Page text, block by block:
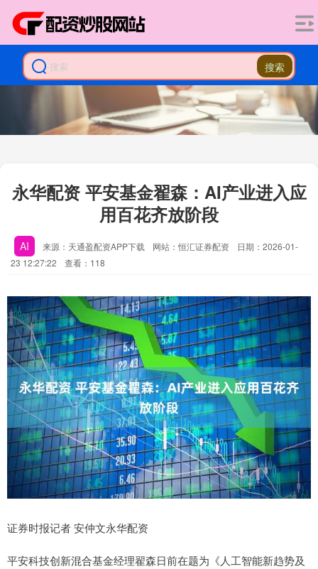
搜索
永华配资 平安基金翟森：AI产业进入应
用百花齐放阶段
AI 来源：天通盈配资APP下载 网站：恒汇证券配资
日期：2026-01-
23 12:27:22
查看：118
证券时报记者 安仲文永华配资
平安科技创新混合基金经理翟森日前在题为《人工智能新趋势及